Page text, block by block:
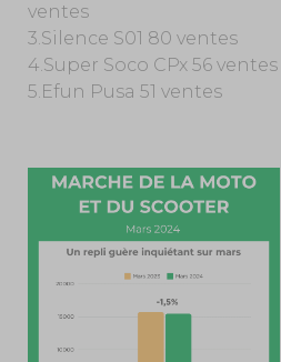
ventes
3.Silence S01 80 ventes
4.Super Soco CPx 56 ventes
5.Efun Pusa 51 ventes